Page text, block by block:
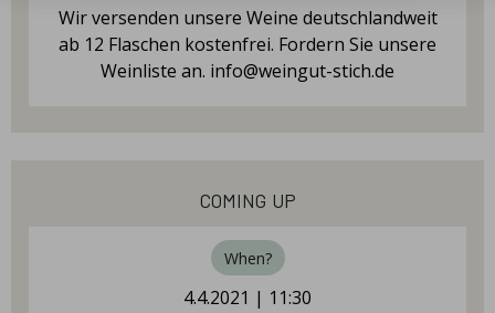
Wir versenden unsere Weine deutschlandweit
ab 12 Flaschen kostenfrei. Fordern Sie unsere
Weinliste an. info@weingut-stich.de
coming up
When?
4.4.2021 | 11:30